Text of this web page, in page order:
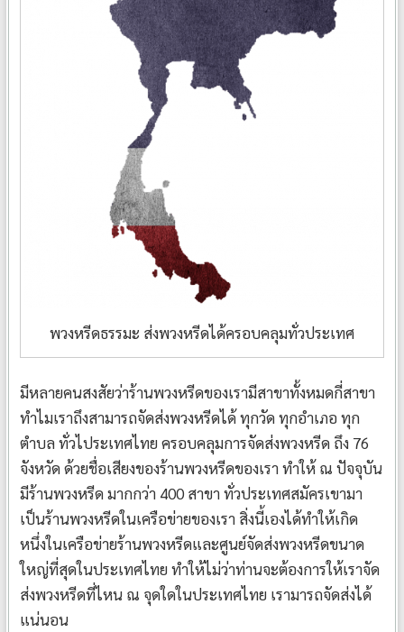
พวงหรีดธรรมะ ส่งพวงหรีดได้ครอบคลุมทั่วประเทศ
มีหลายคนสงสัยว่าร้านพวงหรีดของเรามีสาขาทั้งหมดกี่สาขา
ทำไมเราถึงสามารถจัดส่งพวงหรีดได้ ทุกวัด ทุกอำเภอ ทุก
ตำบล ทั่วไประเทศไทย ครอบคลุมการจัดส่งพวงหรีด ถึง 76
จังหวัด ด้วยชื่อเสียงของร้านพวงหรีดของเรา ทำให้ ณ ปัจจุบัน
มีร้านพวงหรีด มากกว่า 400 สาขา ทั่วประเทศสมัครเขามา
เป็นร้านพวงหรีดในเครือข่ายของเรา สิ่งนี้เองได้ทำให้เกิด
หนึ่งในเครือข่ายร้านพวงหรีดและศูนย์จัดส่งพวงหรีดขนาด
ใหญ่ที่สุดในประเทศไทย ทำให้ไม่ว่าท่านจะต้องการให้เราจัด
ส่งพวงหรีดที่ไหน ณ จุดใดในประเทศไทย เรามารถจัดส่งได้
แน่นอน